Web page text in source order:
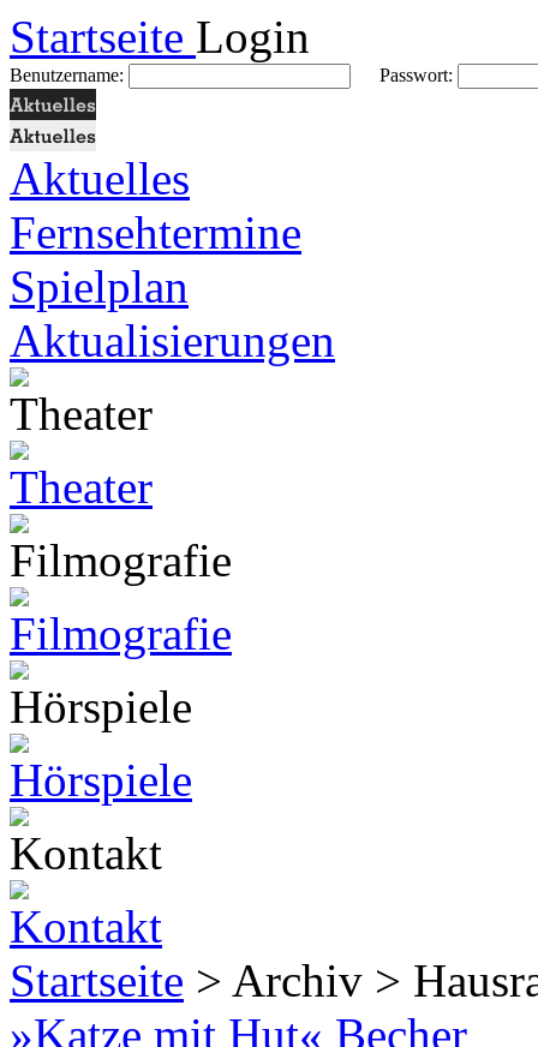
Startseite Login
Benutzername: Passwort:
Aktuelles
Fernsehtermine
Spielplan
Aktualisierungen
Startseite > Archiv >
»Katze mit Hut« Becher